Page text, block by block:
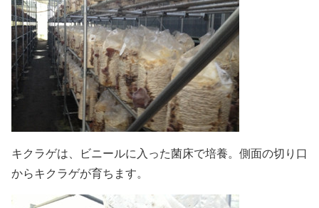
キクラゲは、ビニールに入った菌床で培養。側面の切り口
からキクラゲが育ちます。